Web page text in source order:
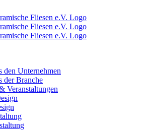
den Unternehmen
der Branche
Veranstaltungen